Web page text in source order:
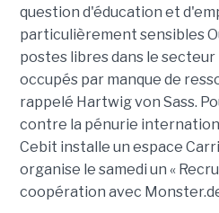
question d'éducation et
particulièrement sensibles
postes libres dans le
occupés par manque de
rappelé Hartwig von Sass.
contre la pénurie
Cebit installe un espace
organise le samedi un «
coopération avec